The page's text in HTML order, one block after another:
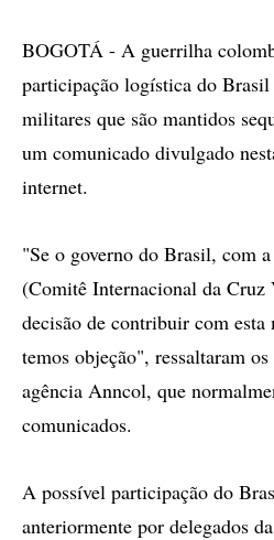
BOGOTÁ - A guerrilha
participação logística do
militares que são mantidos
um comunicado divulgado
internet.
"Se o governo do Brasil, com
(Comitê Internacional da Cruz
decisão de contribuir com
temos objeção", ressaltaram os
agência Anncol, que
comunicados.
A possível participação do
anteriormente por delegados